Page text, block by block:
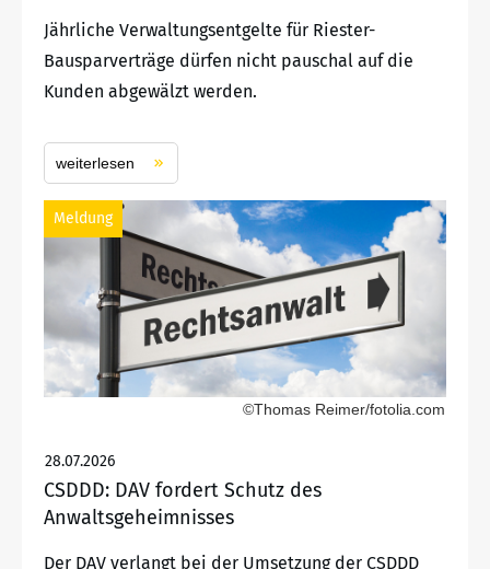
Jährliche Verwaltungsentgelte für Riester-
Bausparverträge dürfen nicht pauschal auf die
Kunden abgewälzt werden.
weiterlesen
Meldung
©Thomas Reimer/fotolia.com
28.07.2026
CSDDD: DAV fordert Schutz des
Anwaltsgeheimnisses
Der DAV verlangt bei der Umsetzung der CSDDD